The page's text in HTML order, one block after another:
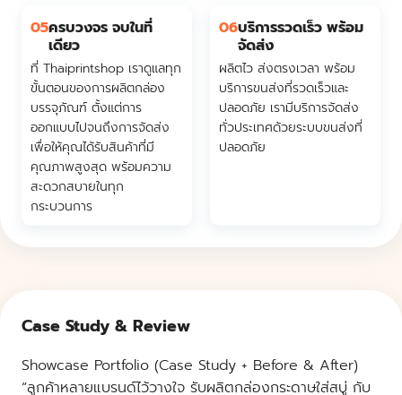
05ครบวงจร จบในที่
เดียว
ที่ Thaiprintshop เราดูแลทุก
ขั้นตอนของการผลิตกล่อง
บรรจุภัณฑ์ ตั้งแต่การ
ออกแบบไปจนถึงการจัดส่ง
เพื่อให้คุณได้รับสินค้าที่มี
คุณภาพสูงสุด พร้อมความ
สะดวกสบายในทุก
กระบวนการ
06บริการรวดเร็ว พร้อม
จัดส่ง
ผลิตไว ส่งตรงเวลา พร้อม
บริการขนส่งที่รวดเร็วและ
ปลอดภัย เรามีบริการจัดส่ง
ทั่วประเทศด้วยระบบขนส่งที่
ปลอดภัย
Case Study & Review
Showcase Portfolio (Case Study + Before & After)
“ลูกค้าหลายแบรนด์ไว้วางใจ รับผลิตกล่องกระดาษใส่สบู่ กับ